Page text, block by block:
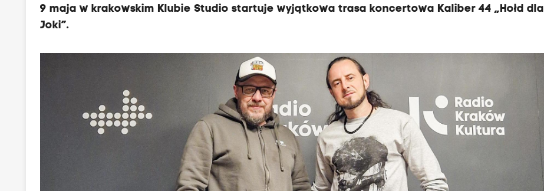
9 maja w krakowskim Klubie Studio startuje wyjątkowa trasa koncertowa Kaliber 44 „Hołd dla
Joki”.